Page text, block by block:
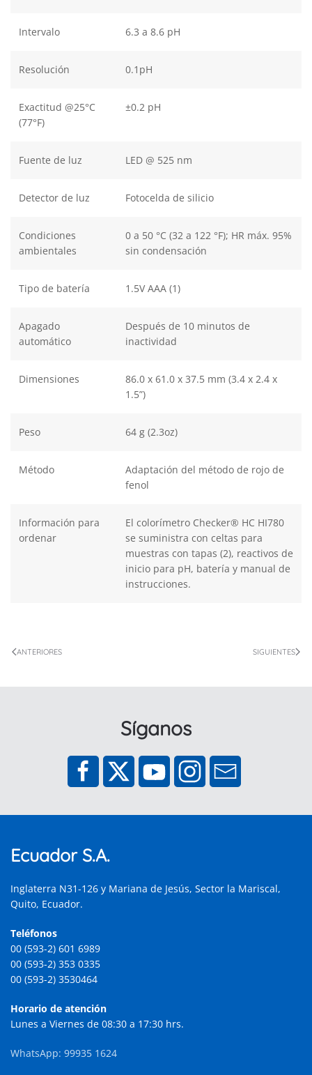
Intervalo 6.3 a 8.6 pH
Resolución 0.1pH
Exactitud @25°C
(77°F)
±0.2 pH
Fuente de luz LED @ 525 nm
Detector de luz Fotocelda de silicio
Condiciones
ambientales
0 a 50 °C (32 a 122 °F); HR máx. 95%
sin condensación
Tipo de batería 1.5V AAA (1)
Apagado
automático
Después de 10 minutos de
inactividad
Dimensiones
86.0 x 61.0 x 37.5 mm (3.4 x 2.4 x
1.5”)
Peso 64 g (2.3oz)
Método
Adaptación del método de rojo de
fenol
Información para
ordenar
El colorímetro Checker® HC HI780
se suministra con celtas para
muestras con tapas (2), reactivos de
inicio para pH, batería y manual de
instrucciones.
ANTERIORES SIGUIENTES
Síganos
Ecuador S.A.
Inglaterra N31-126 y Mariana de Jesús, Sector la Mariscal,
Quito, Ecuador.
Teléfonos
00 (593-2) 601 6989
00 (593-2) 353 0335
00 (593-2) 3530464
Horario de atención
Lunes a Viernes de 08:30 a 17:30 hrs.
WhatsApp: 99935 1624